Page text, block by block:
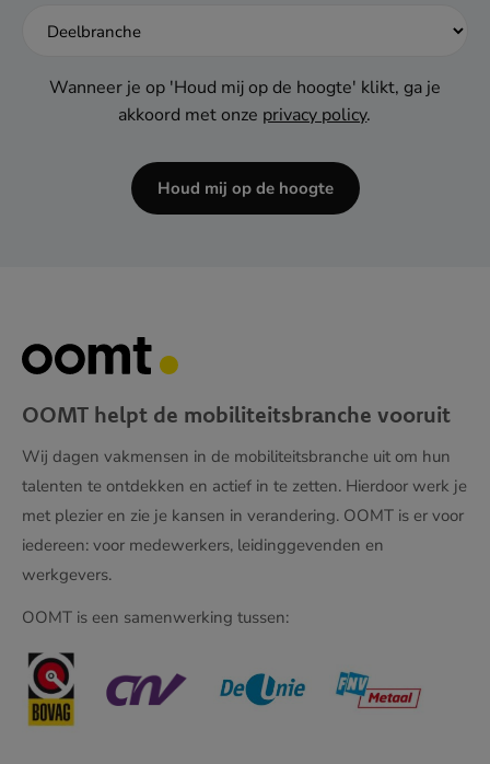
Wanneer je op 'Houd mij op de hoogte' klikt, ga je
akkoord met onze privacy policy.
Houd mij op de hoogte
OOMT helpt de mobiliteitsbranche vooruit
Wij dagen vakmensen in de mobiliteitsbranche uit om hun
talenten te ontdekken en actief in te zetten. Hierdoor werk je
met plezier en zie je kansen in verandering. OOMT is er voor
iedereen: voor medewerkers, leidinggevenden en
werkgevers.
OOMT is een samenwerking tussen: